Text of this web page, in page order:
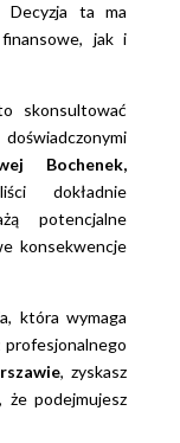
Decyzja ta ma
jak i
skonsultować
Bochenek,
dokładnie
potencjalne
konsekwencje
która wymaga
profesjonalnego
, zyskasz
że podejmujesz